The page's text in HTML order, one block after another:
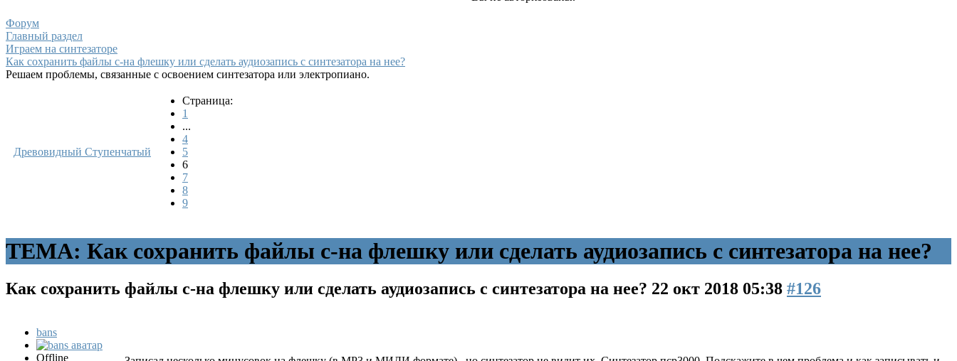
Форум
Главный раздел
Играем на синтезаторе
Как сохранить файлы с-на флешку или сделать аудиозапись с синтезатора на нее?
Решаем проблемы, связанные с освоением синтезатора или электропиано.
Древовидный Ступенчатый
Страница:
1
...
4
5
6
7
8
9
ТЕМА: Как сохранить файлы с-на флешку или сделать аудиозапись с синтезатора на нее?
Как сохранить файлы с-на флешку или сделать аудиозапись с синтезатора на нее? 22 окт 2018 05:38 #126
bans
Offline